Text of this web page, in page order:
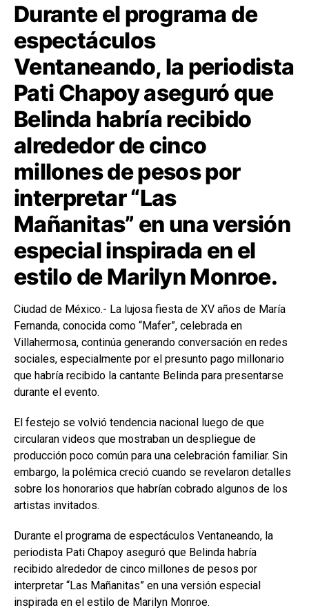
Durante el programa de
espectáculos
Ventaneando, la periodista
Pati Chapoy aseguró que
Belinda habría recibido
alrededor de cinco
millones de pesos por
interpretar “Las
Mañanitas” en una versión
especial inspirada en el
estilo de Marilyn Monroe.
Ciudad de México.- La lujosa fiesta de XV años de María
Fernanda, conocida como “Mafer”, celebrada en
Villahermosa, continúa generando conversación en redes
sociales, especialmente por el presunto pago millonario
que habría recibido la cantante Belinda para presentarse
durante el evento.
El festejo se volvió tendencia nacional luego de que
circularan videos que mostraban un despliegue de
producción poco común para una celebración familiar. Sin
embargo, la polémica creció cuando se revelaron detalles
sobre los honorarios que habrían cobrado algunos de los
artistas invitados.
Durante el programa de espectáculos Ventaneando, la
periodista Pati Chapoy aseguró que Belinda habría
recibido alrededor de cinco millones de pesos por
interpretar “Las Mañanitas” en una versión especial
inspirada en el estilo de Marilyn Monroe.